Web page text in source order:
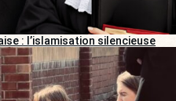
: l’islamisation silencieuse